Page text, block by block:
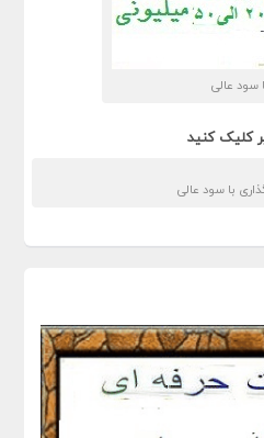
سود عالی
کلیک کنید
با سود عالی